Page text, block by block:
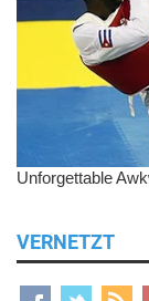
VERNETZT